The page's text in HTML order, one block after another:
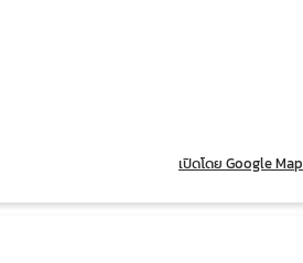
เปิดโดย Google Map